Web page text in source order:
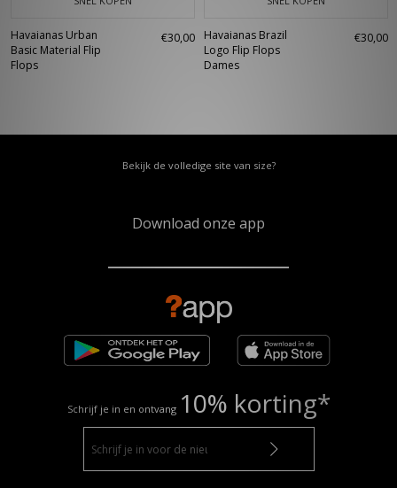
Havaianas Urban
Basic Material Flip
Flops
€30,00
Havaianas Brazil
Logo Flip Flops
Dames
€30,00
Bekijk de volledige site van size?
Download onze app
Schrijf je in en ontvang 10% korting*